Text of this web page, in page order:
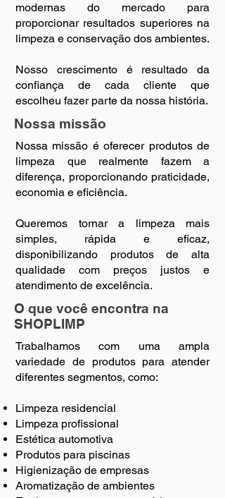
modernas do mercado para
proporcionar resultados superiores na
limpeza e conservação dos ambientes.
Nosso crescimento é resultado da
confiança de cada cliente que
escolheu fazer parte da nossa história.
Nossa missão
Nossa missão é oferecer produtos de
limpeza que realmente fazem a
diferença, proporcionando praticidade,
economia e eficiência.
Queremos tornar a limpeza mais
simples, rápida e eficaz,
disponibilizando produtos de alta
qualidade com preços justos e
atendimento de excelência.
O que você encontra na
SHOPLIMP
Trabalhamos com uma ampla
variedade de produtos para atender
diferentes segmentos, como:
Limpeza residencial
Limpeza profissional
Estética automotiva
Produtos para piscinas
Higienização de empresas
Aromatização de ambientes